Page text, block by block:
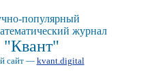
популярный
журнал
"Квант"
сайт — kvant.digital